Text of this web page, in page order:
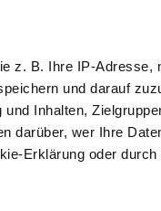
z. B. Ihre IP-Adresse,
und darauf
Inhalten,
darüber, wer Ihre
Erklärung oder